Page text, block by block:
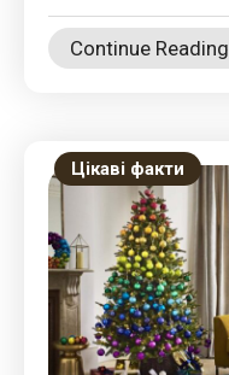
Continue Reading
Цікаві факти